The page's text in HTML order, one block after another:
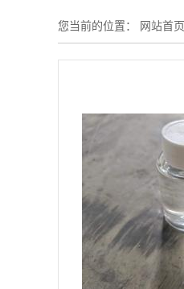
您当前的位置： 网站首页
定